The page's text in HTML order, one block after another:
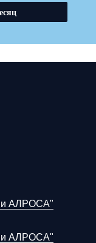
АЛРОСА"
АЛРОСА"